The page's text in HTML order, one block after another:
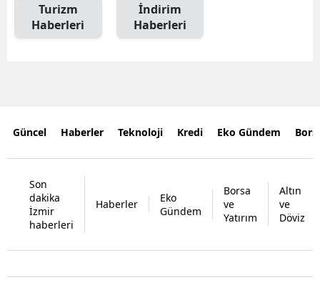
Turizm
Haberleri
İndirim
Haberleri
Güncel Haberler Teknoloji Kredi Eko Gündem
Son
dakika
İzmir
haberleri
Haberler
Eko
Gündem
Borsa
ve
Yatırım
Altın
ve
Döviz